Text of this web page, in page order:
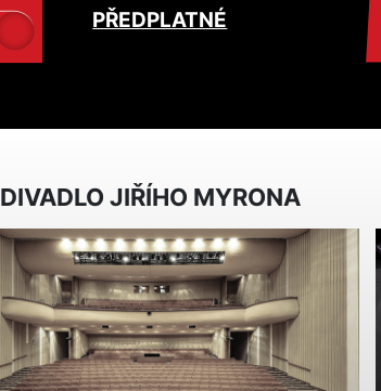
PŘEDPLATNÉ
DIVADLO JIŘÍHO MYRONA